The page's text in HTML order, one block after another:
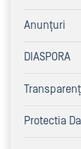
Anunțuri
DIASPORA
Protectia